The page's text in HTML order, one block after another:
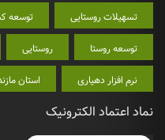
تسهیلات روستایی توسعه
توسعه روستا روستایی
نرم افزار دهیاری استان
نماد اعتماد الکترونیک